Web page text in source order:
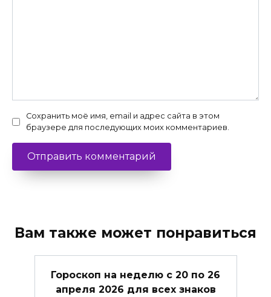
Сохранить моё имя, email и адрес сайта в этом
браузере для последующих моих комментариев.
Вам также может понравиться
Гороскоп на неделю с 20 по 26
апреля 2026 для всех знаков